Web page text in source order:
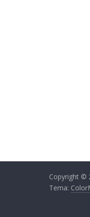
Copyright ©
Tema: